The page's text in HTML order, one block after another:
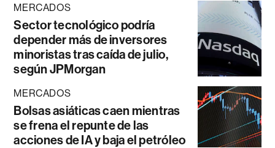
MERCADOS
Sector tecnológico podría
depender más de inversores
minoristas tras caída de julio,
según JPMorgan
MERCADOS
Bolsas asiáticas caen mientras
se frena el repunte de las
acciones de IA y baja el petróleo